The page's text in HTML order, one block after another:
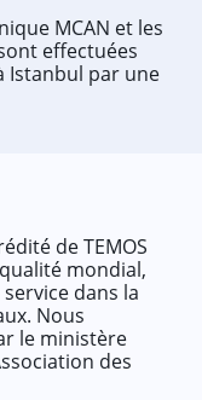
MCAN et les
effectuées
Istanbul par une
de TEMOS
mondial,
dans la
Nous
le ministère
des